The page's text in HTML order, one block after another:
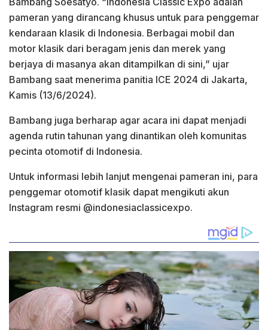
pameran yang dirancang khusus untuk para penggemar
kendaraan klasik di Indonesia. Berbagai mobil dan
motor klasik dari beragam jenis dan merek yang
berjaya di masanya akan ditampilkan di sini,” ujar
Bambang saat menerima panitia ICE 2024 di Jakarta,
Kamis (13/6/2024).
Bambang juga berharap agar acara ini dapat menjadi
agenda rutin tahunan yang dinantikan oleh komunitas
pecinta otomotif di Indonesia.
Untuk informasi lebih lanjut mengenai pameran ini, para
penggemar otomotif klasik dapat mengikuti akun
Instagram resmi @indonesiaclassicexpo.